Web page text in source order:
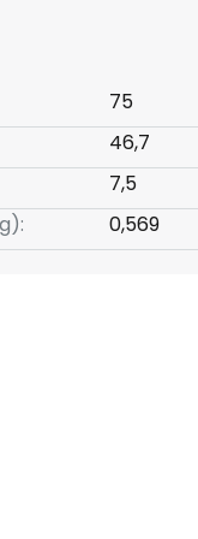
75
46,7
7,5
0,569